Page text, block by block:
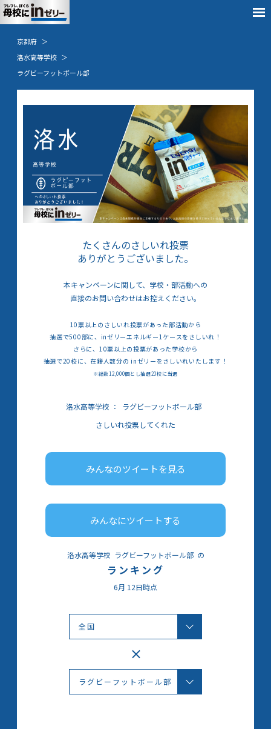
京都府
洛水高等学校
ラグビーフットボール部
たくさんのさしいれ投票
ありがとうございました。
本キャンペーンに関して、学校・部活動への
直接のお問い合わせはお控えください。
10票以上のさしいれ投票があった部活動から
抽選で500部に、inゼリーエネルギー1ケースをさしいれ！
さらに、10票以上の投票があった学校から
抽選で20校に、在籍人数分の inゼリーをさしいれいたします！
※総数12,000個とし抽選20校に当選
洛水高等学校 ：
ラグビーフットボール部
さしいれ投票してくれた
みんなのツイートを見る
みんなにツイートする
洛水高等学校 ラグビーフットボール部 の
ランキング
6月 12日時点